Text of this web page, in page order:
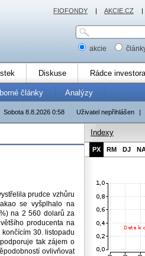
akcie
Diskuse Rádce investora
články Analýzy
Uživatel nepřihlášen |
Sobota 8.8.2026 0:58
prudce vzhůru
se vyšplhalo na
na 2 560 dolarů za
producenta na
30. listopadu
tak zájem o
ovlivňovat
Indexy
PX RM DJ
FIOFONDY | AKCIE.CZ |